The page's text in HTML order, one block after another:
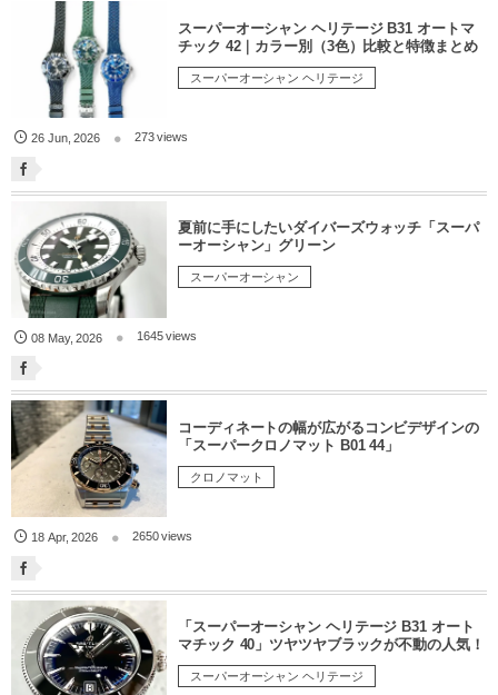
スーパーオーシャン ヘリテージ B31 オートマ
チック 42｜カラー別（3色）比較と特徴まとめ
スーパーオーシャン ヘリテージ
26 Jun,2026 273 views
夏前に手にしたいダイバーズウォッチ「スーパ
ーオーシャン」グリーン
スーパーオーシャン
08 May,2026 1645 views
コーディネートの幅が広がるコンビデザインの
「スーパークロノマット B01 44」
クロノマット
18 Apr,2026 2650 views
「スーパーオーシャン ヘリテージ B31 オート
マチック 40」ツヤツヤブラックが不動の人気！
スーパーオーシャン ヘリテージ